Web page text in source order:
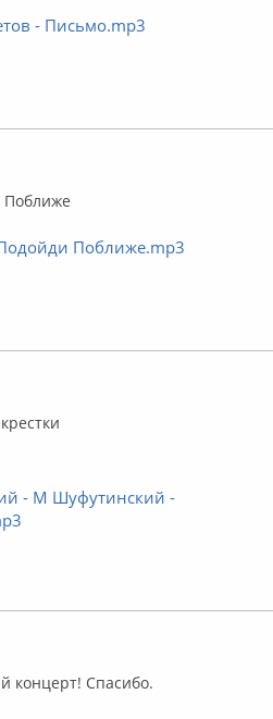
- Письмо.mp3
Поближе
Поближе.mp3
- М Шуфутинский -
концерт! Спасибо.